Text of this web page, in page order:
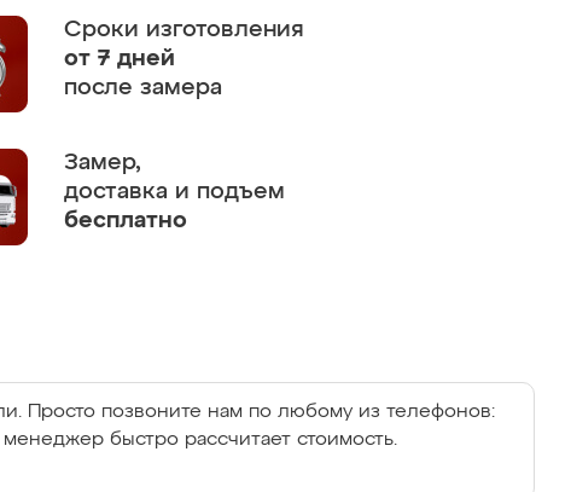
Сроки изготовления
от 7 дней
после замера
Замер,
доставка и подъем
бесплатно
Просто позвоните нам по любому из телефонов:
быстро рассчитает стоимость.